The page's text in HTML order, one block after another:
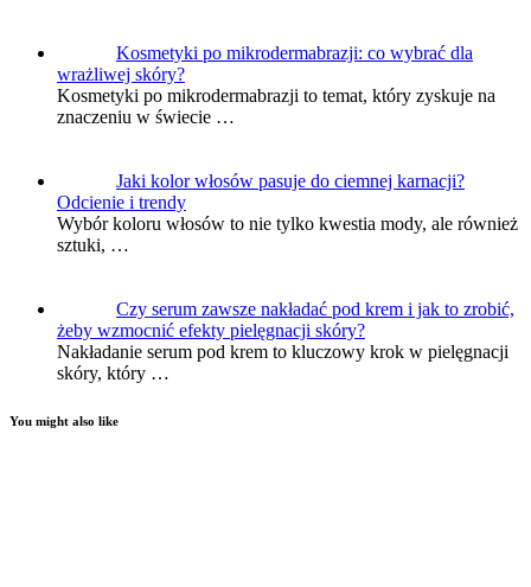
Kosmetyki po mikrodermabrazji: co wybrać dla
wrażliwej skóry?
Kosmetyki po mikrodermabrazji to temat, który zyskuje na
znaczeniu w świecie …
Jaki kolor włosów pasuje do ciemnej karnacji?
Odcienie i trendy
Wybór koloru włosów to nie tylko kwestia mody, ale również
sztuki, …
Czy serum zawsze nakładać pod krem i jak to zrobić,
żeby wzmocnić efekty pielęgnacji skóry?
Nakładanie serum pod krem to kluczowy krok w pielęgnacji
skóry, który …
You might also like